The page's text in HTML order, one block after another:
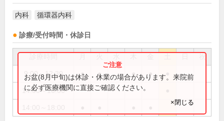
内科 循環器内科
診療/受付時間・休診日
祝
9:00～12:30 ● ● ● ●
14:00～16:00
お盆(8月中旬)は休診・休業の場合があります。来院前
に必ず医療機関に直接ご確認ください。
×閉じる